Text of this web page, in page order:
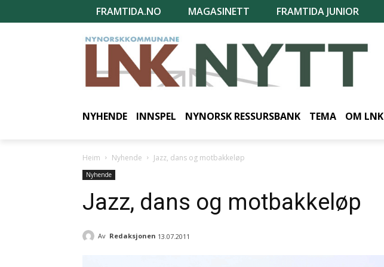
FRAMTIDA.NO MAGASINETT FRAMTIDA JUNIOR
NYHENDE INNSPEL NYNORSK RESSURSBANK TEMA OM LNK
Heim Nyhende Jazz, dans og motbakkeløp
Nyhende
Jazz, dans og motbakkeløp
Av Redaksjonen 13.07.2011